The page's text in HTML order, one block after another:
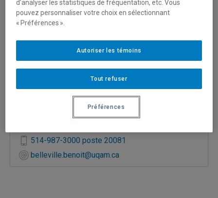
Technicien en documentation
514-987-3000 poste 20081
belleville.benoit@uqam.ca
d’analyser les statistiques de fréquentation, etc. Vous
pouvez personnaliser votre choix en sélectionnant
« Préférences ».
Tout refuser
Autoriser les témoins
Préférences